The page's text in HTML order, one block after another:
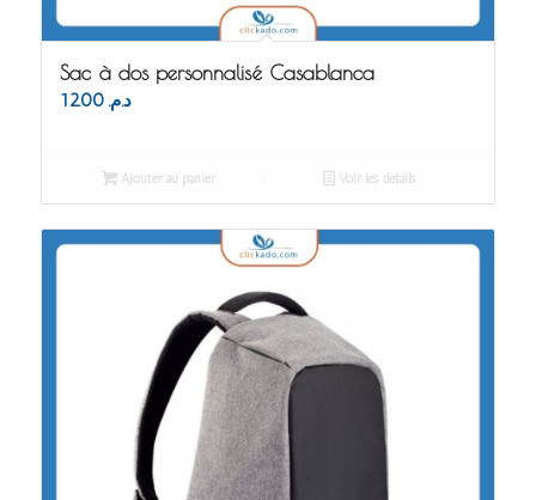
Sac à dos personnalisé Casablanca
د.م. 12.00
Ajouter au panier Voir les détails